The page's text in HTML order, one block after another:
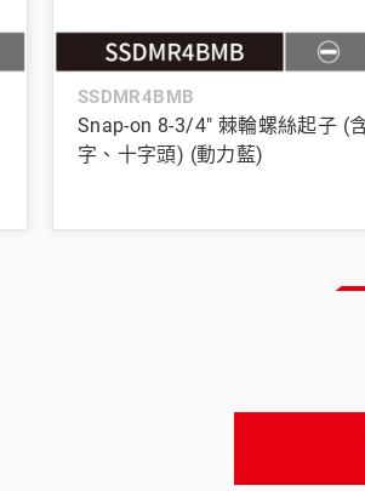
SSDMR4BMB
Snap-on 8-3/4" 棘輪螺絲起子 (
字、十字頭) (動力藍)